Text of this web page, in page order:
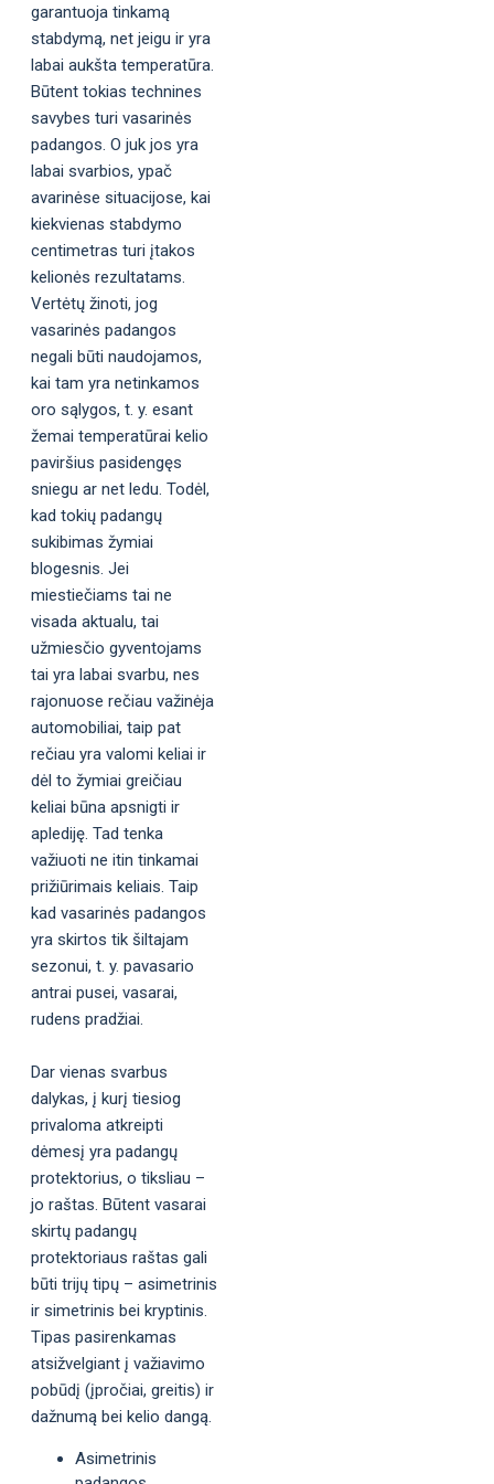
garantuoja tinkamą
stabdymą, net jeigu ir yra
labai aukšta temperatūra.
Būtent tokias technines
savybes turi vasarinės
padangos. O juk jos yra
labai svarbios, ypač
avarinėse situacijose, kai
kiekvienas stabdymo
centimetras turi įtakos
kelionės rezultatams.
Vertėtų žinoti, jog
vasarinės padangos
negali būti naudojamos,
kai tam yra netinkamos
oro sąlygos, t. y. esant
žemai temperatūrai kelio
paviršius pasidengęs
sniegu ar net ledu. Todėl,
kad tokių padangų
sukibimas žymiai
blogesnis. Jei
miestiečiams tai ne
visada aktualu, tai
užmiesčio gyventojams
tai yra labai svarbu, nes
rajonuose rečiau važinėja
automobiliai, taip pat
rečiau yra valomi keliai ir
dėl to žymiai greičiau
keliai būna apsnigti ir
aplediję. Tad tenka
važiuoti ne itin tinkamai
prižiūrimais keliais. Taip
kad vasarinės padangos
yra skirtos tik šiltajam
sezonui, t. y. pavasario
antrai pusei, vasarai,
rudens pradžiai.
Dar vienas svarbus
dalykas, į kurį tiesiog
privaloma atkreipti
dėmesį yra padangų
protektorius, o tiksliau –
jo raštas. Būtent vasarai
skirtų padangų
protektoriaus raštas gali
būti trijų tipų – asimetrinis
ir simetrinis bei kryptinis.
Tipas pasirenkamas
atsižvelgiant į važiavimo
pobūdį (įpročiai, greitis) ir
dažnumą bei kelio dangą.
Asimetrinis